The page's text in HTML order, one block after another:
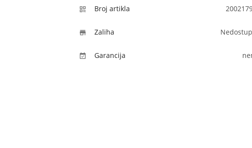
 Broj artikla
 Zaliha
 Garancija